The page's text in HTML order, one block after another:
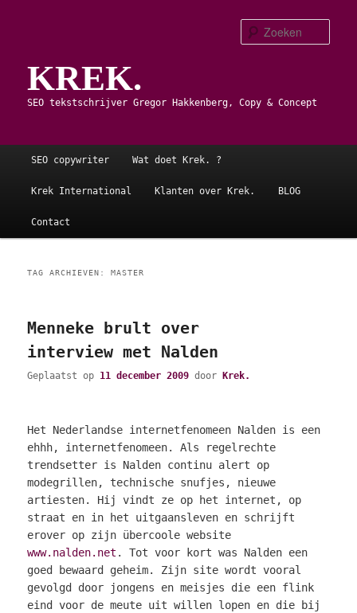
primaire
inhoud
secundaire
inhoudKREK.
SEO tekstschrijver Gregor Hakkenberg, Copy & Concept
Hoofdmenu
SEO copywriter Wat doet Krek. ?
Krek International Klanten over Krek. BLOG
Contact
TAG ARCHIEVEN:MASTER
Menneke brult over
interview met Nalden
Geplaatst op 11 december 2009 doorKrek.
Het Nederlandse internetfenomeen Nalden is een
ehhh, internetfenomeen. Als regelrechte
trendsetter is Nalden continu alert op
modegrillen, technische snufjes, nieuwe
artiesten. Hij vindt ze op het internet, op
straat en in het uitgaansleven en schrijft
erover op zijn übercoole website
www.nalden.net . Tot voor kort was Nalden een
goed bewaard geheim. Zijn site wordt vooral
gevolgd door jongens en meisjes die een flink
eind voor de meute uit willen lopen en die bij